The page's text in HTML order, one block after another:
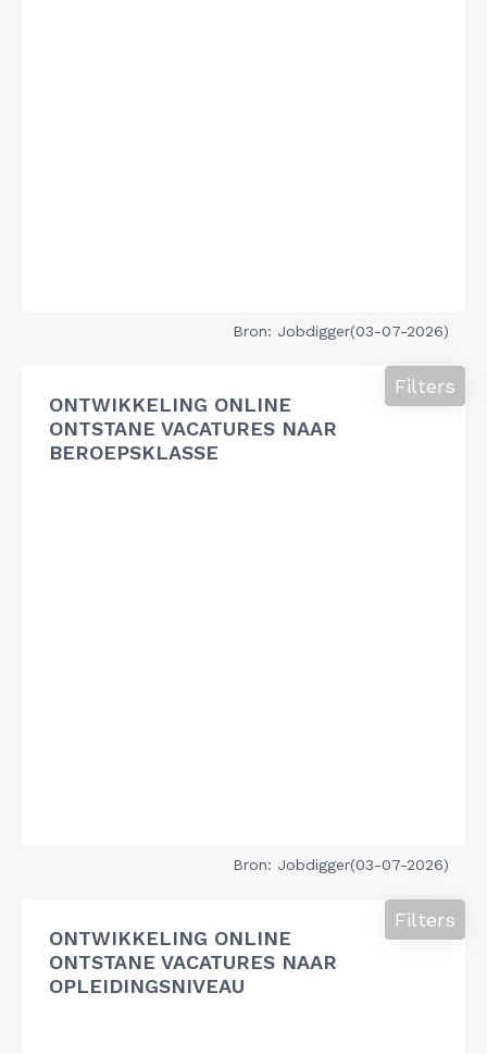
Bron: Jobdigger(03-07-2026)
ONTWIKKELING ONLINE
ONTSTANE VACATURES NAAR
BEROEPSKLASSE
Filters
Bron: Jobdigger(03-07-2026)
ONTWIKKELING ONLINE
ONTSTANE VACATURES NAAR
OPLEIDINGSNIVEAU
Filters